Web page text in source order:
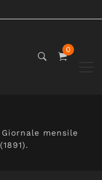
0
mensile